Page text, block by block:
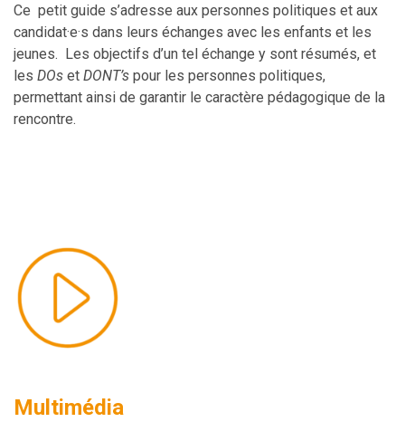
Ce petit guide s’adresse aux personnes politiques et aux
candidat·e·s dans leurs échanges avec les enfants et les
jeunes. Les objectifs d’un tel échange y sont résumés, et
les DOs et DONT’s pour les personnes politiques,
permettant ainsi de garantir le caractère pédagogique de la
rencontre.
Multimédia